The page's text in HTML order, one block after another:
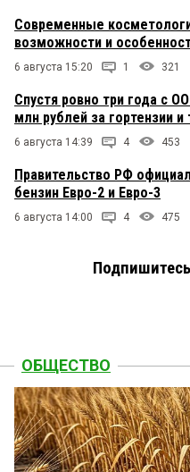
Современные
возможности и
6 августа 15:20 1 321
Спустя ровно три года с
млн рублей за гортензии и
6 августа 14:39 4 453
Правительство РФ
бензин Евро-2 и Евро-3
6 августа 14:00 4 475
ОБЩЕСТВО